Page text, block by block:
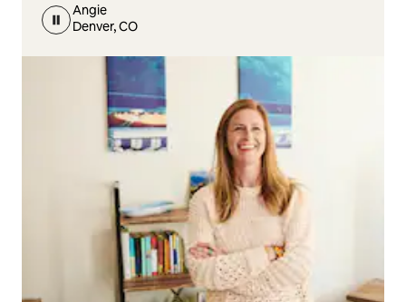
Angie
Denver, CO